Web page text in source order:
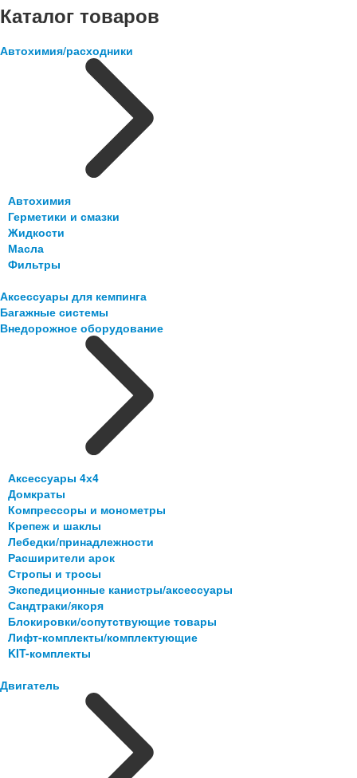
Каталог товаров
Автохимия/расходники
Автохимия
Герметики и смазки
Жидкости
Масла
Фильтры
Аксессуары для кемпинга
Багажные системы
Внедорожное оборудование
Аксессуары 4х4
Домкраты
Компрессоры и монометры
Крепеж и шаклы
Лебедки/принадлежности
Расширители арок
Стропы и тросы
Экспедиционные канистры/аксессуары
Сандтраки/якоря
Блокировки/сопутствующие товары
Лифт-комплекты/комплектующие
KIT-комплекты
Двигатель